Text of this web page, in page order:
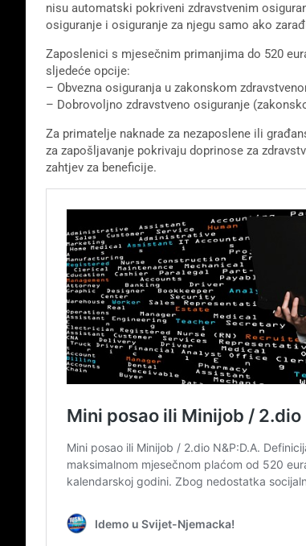
nisu automatski pokriveni zdravstvenim
osiguranje i osiguranje za njegu samo ako
Zaposlenici s mjesečnim primanjima do 520
sljedeće opcije:
– Obvezna osiguranja u zakonskom
– Dobrovoljno zdravstveno osiguranje
Za primatelje naknade za nezaposlene ili
za zapošljavanje pokrivaju doprinose za
zahtjev za beneficije.